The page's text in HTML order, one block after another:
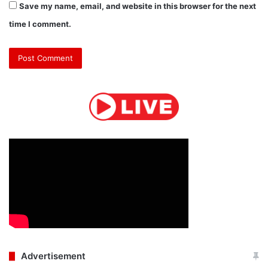
Save my name, email, and website in this browser for the next
time I comment.
Advertisement